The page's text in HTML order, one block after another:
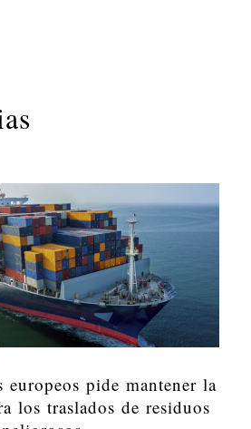
europeos pide mantener la
los traslados de residuos